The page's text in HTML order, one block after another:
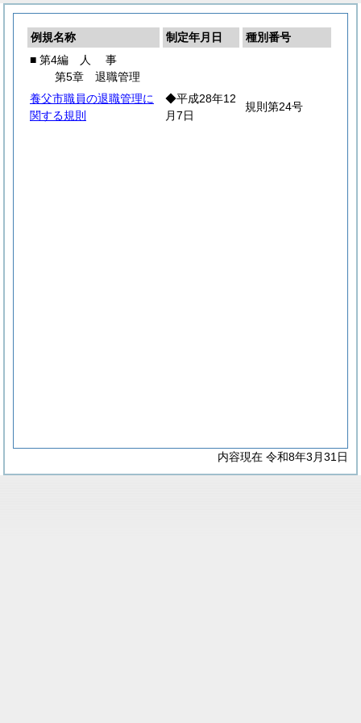
例規名称 制定年月日
種別番号
■ 第4編
人 事
第5章 退職管理
養父市職員の退職管理に
関する規則
◆平成28年12
月7日
規則第24号
内容現在 令和8年3月31日